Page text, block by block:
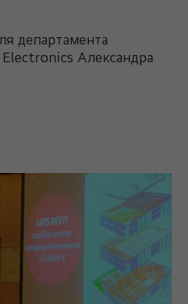
департамента
Александра